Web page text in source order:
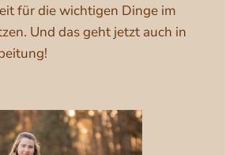
für die wichtigen Dinge im
Und das geht jetzt auch in